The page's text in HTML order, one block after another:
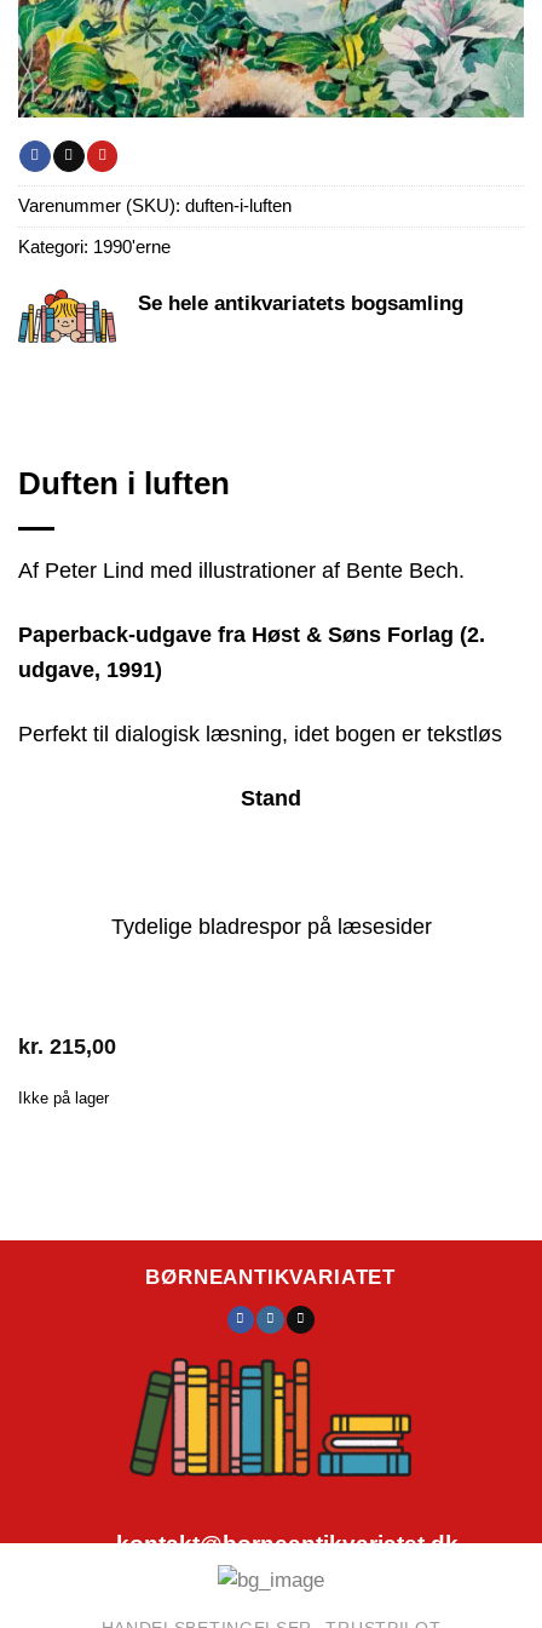
Varenummer (SKU): duften-i-luften
Kategori: 1990'erne
Se hele antikvariatets bogsamling
Duften i luften
Af Peter Lind med illustrationer af Bente Bech.
Paperback-udgave fra Høst & Søns Forlag (2.
udgave, 1991)
Perfekt til dialogisk læsning, idet bogen er tekstløs
Stand
Tydelige bladrespor på læsesider
kr. 215,00
Ikke på lager
BØRNEANTIKVARIATET
kontakt@borneantikvariatet.dk